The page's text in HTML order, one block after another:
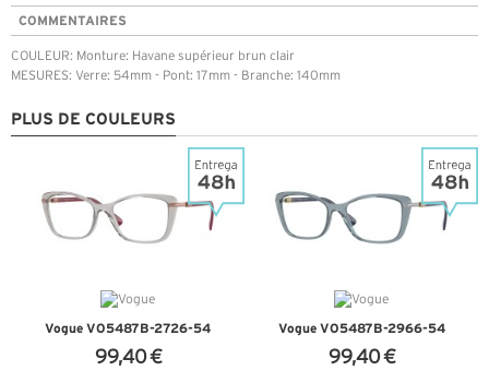
COMMENTAIRES
COULEUR: Monture: Havane supérieur brun clair
MESURES: Verre: 54mm - Pont: 17mm - Branche: 140mm
PLUS DE COULEURS
Vogue VO5487B-2726-54
99,40 €
Vogue VO5487B-2966-54
99,40 €